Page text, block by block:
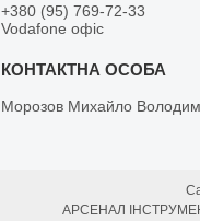
+380 (95) 769-72-33
Vodafone офіс
Морозов Михайло